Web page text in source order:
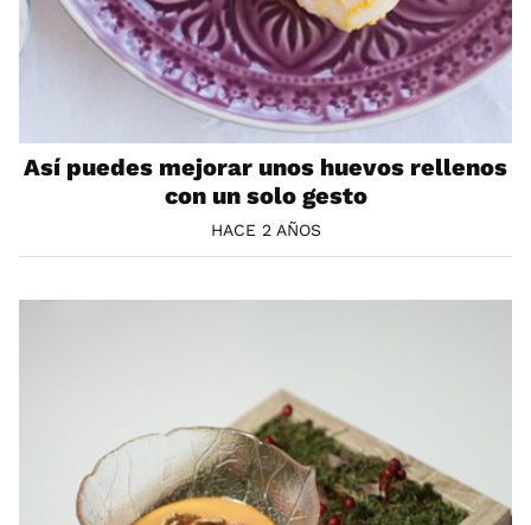
Así puedes mejorar unos huevos rellenos
con un solo gesto
HACE 2 AÑOS